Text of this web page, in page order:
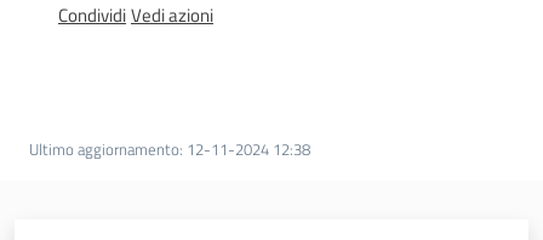
itineranti
memoria
CondividiVedi azioni
Ultimo aggiornamento: 12-11-2024 12:38